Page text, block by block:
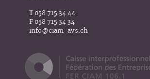
T 058 715 34 44
F 058 715 34 34
info@ciam-avs.ch